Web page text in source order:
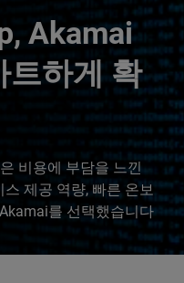
Akamai
트하게 확
비용에 부담을 느낀
제공 역량, 빠른 온보
를 선택했습니다